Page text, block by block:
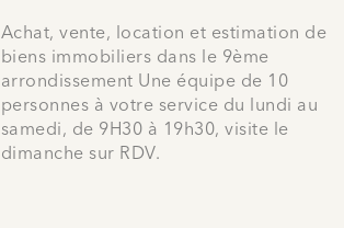
Achat, vente, location et estimation de
biens immobiliers dans le 9ème
arrondissement Une équipe de 10
personnes à votre service du lundi au
samedi, de 9H30 à 19h30, visite le
dimanche sur RDV.